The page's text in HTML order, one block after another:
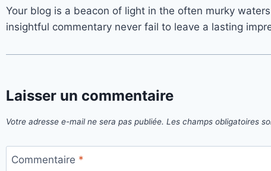
Your blog is a beacon of light in the often murky
insightful commentary never fail to leave a lasting
Laisser un commentaire
Votre adresse e-mail ne sera pas publiée. Les champs obligatoires
Commentaire *